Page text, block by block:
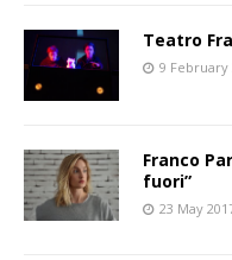
Teatro
9 February
Franco
fuori”
23 May